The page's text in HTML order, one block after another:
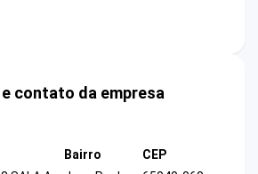
contato da empresa
Bairro
CEP